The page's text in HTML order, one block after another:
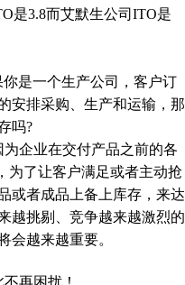
是3.8而艾默生公司ITO是
是一个生产公司，客户订
安排采购、生产和运输，那
吗?
企业在交付产品之前的各
为了让客户满足或者主动抢
或者成品上备上库存，来达
越挑剔、竞争越来越激烈的
会越来越重要。